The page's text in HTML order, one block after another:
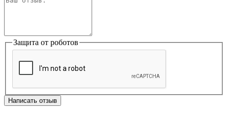
Защита от роботов
Написать отзыв